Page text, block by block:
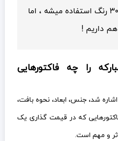
در فرش ماشینی نهایتا ۳۰ رنگ استفاده میشه ، اما
را چه فاکتورهایی
شد، جنس، ابعاد، نحوه بافت،
که در قیمت گذاری یک
و مهم است.